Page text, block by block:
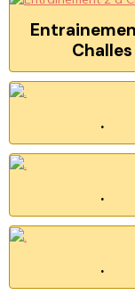
Challes
.
.
.